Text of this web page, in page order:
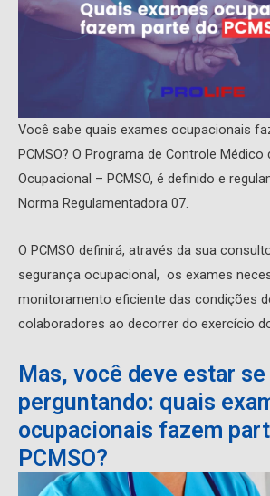
Você sabe quais exames ocupacionais
PCMSO? O Programa de Controle Médico
Ocupacional – PCMSO, é definido e
Norma Regulamentadora 07.
O PCMSO definirá, através da sua
segurança ocupacional, os exames
monitoramento eficiente das condições
colaboradores ao decorrer do exercício
Mas, você deve estar se
perguntando: quais
ocupacionais fazem
PCMSO?